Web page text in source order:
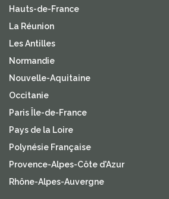
Hauts-de-France
La Réunion
Les Antilles
Normandie
Nouvelle-Aquitaine
Occitanie
Paris Île-de-France
Pays de la Loire
Polynésie Française
Provence-Alpes-Côte d'Azur
Rhône-Alpes-Auvergne